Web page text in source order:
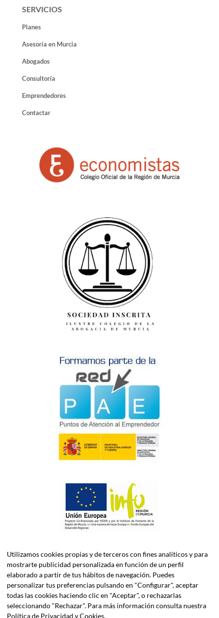
SERVICIOS
Planes
Asesoría en Murcia
Abogados
Consultoría
Emprendedores
Contactar
ASELEC CONSULTORES, S.L.P. es una firma especializada en
Asesoría Fiscal, Contable, Laboral y Jurídica, así como
Utilizamos cookies propias y de terceros con fines analíticos y para
mostrarte publicidad personalizada en función de un perfil
elaborado a partir de tus hábitos de navegación. Puedes
personalizar tus preferencias pulsando en "Configurar", aceptar
todas las cookies haciendo clic en "Aceptar", o rechazarlas
seleccionando "Rechazar". Para más información consulta nuestra
Política de Privacidad y Cookies.